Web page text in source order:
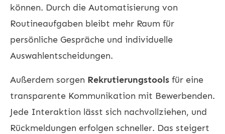
können. Durch die Automatisierung von
Routineaufgaben bleibt mehr Raum für
persönliche Gespräche und individuelle
Auswahlentscheidungen.
Außerdem sorgen Rekrutierungstools für eine
transparente Kommunikation mit Bewerbenden.
Jede Interaktion lässt sich nachvollziehen, und
Rückmeldungen erfolgen schneller. Das steigert